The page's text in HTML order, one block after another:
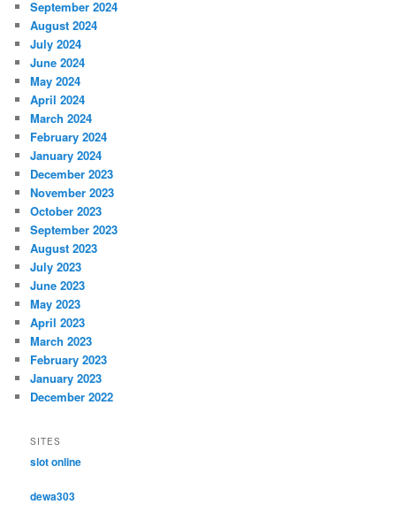
September 2024
August 2024
July 2024
June 2024
May 2024
April 2024
March 2024
February 2024
January 2024
December 2023
November 2023
October 2023
September 2023
August 2023
July 2023
June 2023
May 2023
April 2023
March 2023
February 2023
January 2023
December 2022
SITES
slot online
dewa303